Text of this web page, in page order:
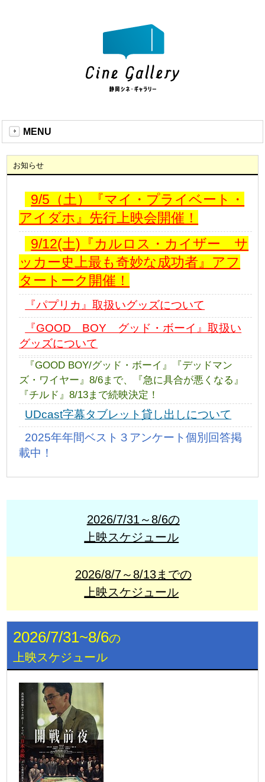
MENU
お知らせ
9/5（土）『マイ・プライベート・
アイダホ』先行上映会開催！
9/12(土)『カルロス・カイザー サ
ッカー史上最も奇妙な成功者』アフ
タートーク開催！
『パプリカ』取扱いグッズについて
『GOOD BOY グッド・ボーイ』取扱い
グッズについて
『GOOD BOY/グッド・ボーイ』『デッドマン
ズ・ワイヤー』8/6まで、『急に具合が悪くなる』
『チルド』8/13まで続映決定！
UDcast字幕タブレット貸し出しについて
2025年年間ベスト３アンケート個別回答掲
載中！
2026/7/31～8/6の
上映スケジュール
2026/8/7～8/13までの
上映スケジュール
2026/7/31~8/6の
上映スケジュール